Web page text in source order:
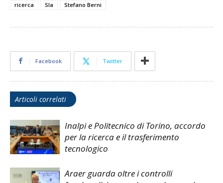
ricerca
Sla Stefano Berni
Facebook Twitter
Articoli correlati
Inalpi e Politecnico di Torino, accordo
per la ricerca e il trasferimento
tecnologico
Araer guarda oltre i controlli